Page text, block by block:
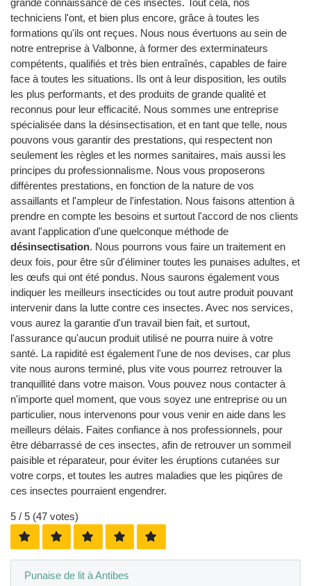
grande connaissance de ces insectes. Tout cela, nos
techniciens l'ont, et bien plus encore, grâce à toutes les
formations qu'ils ont reçues. Nous nous évertuons au sein de
notre entreprise à Valbonne, à former des exterminateurs
compétents, qualifiés et très bien entraînés, capables de faire
face à toutes les situations. Ils ont à leur disposition, les outils
les plus performants, et des produits de grande qualité et
reconnus pour leur efficacité. Nous sommes une entreprise
spécialisée dans la désinsectisation, et en tant que telle, nous
pouvons vous garantir des prestations, qui respectent non
seulement les règles et les normes sanitaires, mais aussi les
principes du professionnalisme. Nous vous proposerons
différentes prestations, en fonction de la nature de vos
assaillants et l'ampleur de l'infestation. Nous faisons attention à
prendre en compte les besoins et surtout l'accord de nos clients
avant l'application d'une quelconque méthode de
désinsectisation. Nous pourrons vous faire un traitement en
deux fois, pour être sûr d'éliminer toutes les punaises adultes, et
les œufs qui ont été pondus. Nous saurons également vous
indiquer les meilleurs insecticides ou tout autre produit pouvant
intervenir dans la lutte contre ces insectes. Avec nos services,
vous aurez la garantie d'un travail bien fait, et surtout,
l'assurance qu'aucun produit utilisé ne pourra nuire à votre
santé. La rapidité est également l'une de nos devises, car plus
vite nous aurons terminé, plus vite vous pourrez retrouver la
tranquillité dans votre maison. Vous pouvez nous contacter à
n'importe quel moment, que vous soyez une entreprise ou un
particulier, nous intervenons pour vous venir en aide dans les
meilleurs délais. Faites confiance à nos professionnels, pour
être débarrassé de ces insectes, afin de retrouver un sommeil
paisible et réparateur, pour éviter les éruptions cutanées sur
votre corps, et toutes les autres maladies que les piqûres de
ces insectes pourraient engendrer.
5 / 5 (47 votes)
Punaise de lit à Antibes